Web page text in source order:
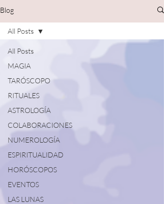
Blog
All Posts
MAGIA
TARÓSCOPO
RITUALES
ASTROLOGÍA
COLABORACIONES
NUMEROLOGÍA
ESPIRITUALIDAD
HORÓSCOPOS
EVENTOS
LAS LUNAS
All Posts